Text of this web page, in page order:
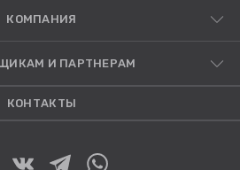
КОМПАНИЯ
И ПАРТНЕРАМ
КОНТАКТЫ